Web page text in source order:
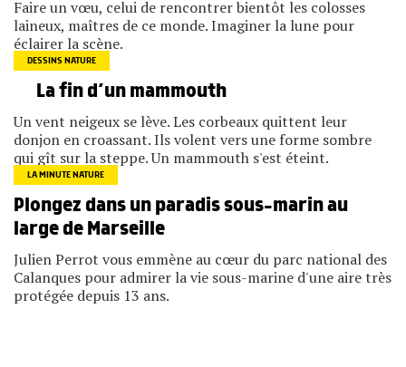
Faire un vœu, celui de rencontrer bientôt les colosses
laineux, maîtres de ce monde. Imaginer la lune pour
éclairer la scène.
DESSINS NATURE
La fin d’un mammouth
Un vent neigeux se lève. Les corbeaux quittent leur
donjon en croassant. Ils volent vers une forme sombre
qui gît sur la steppe. Un mammouth s'est éteint.
LA MINUTE NATURE
Plongez dans un paradis sous-marin au
large de Marseille
Julien Perrot vous emmène au cœur du parc national des
Calanques pour admirer la vie sous-marine d'une aire très
protégée depuis 13 ans.